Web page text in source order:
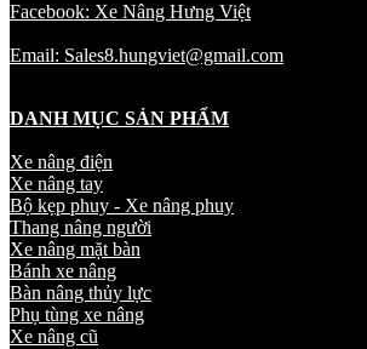
Facebook: Xe Nâng Hưng Việt
Email: Sales8.hungviet@gmail.com
DANH MỤC SẢN PHẨM
Xe nâng điện
Xe nâng tay
Bộ kẹp phuy - Xe nâng phuy
Thang nâng người
Xe nâng mặt bàn
Bánh xe nâng
Bàn nâng thủy lực
Phụ tùng xe nâng
Xe nâng cũ